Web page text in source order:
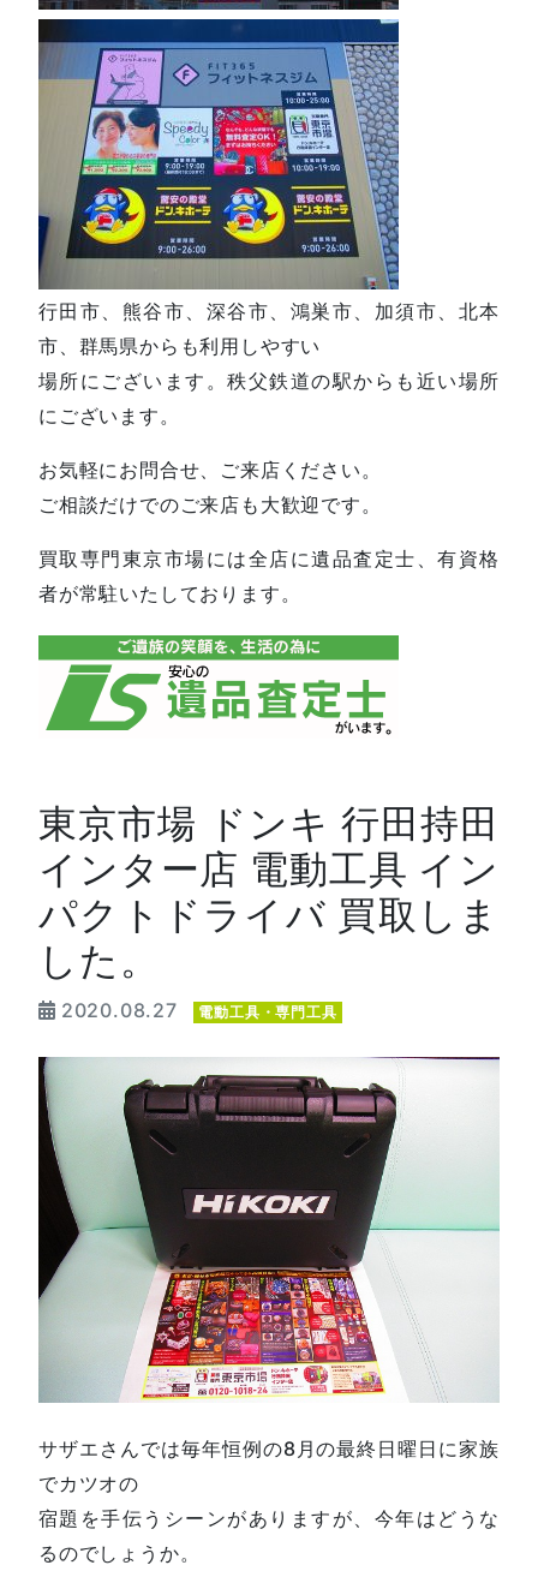
行田市、熊谷市、深谷市、鴻巣市、加須市、北本
市、群馬県からも利用しやすい
場所にございます。秩父鉄道の駅からも近い場所
にございます。
お気軽にお問合せ、ご来店ください。
ご相談だけでのご来店も大歓迎です。
買取専門東京市場には全店に遺品査定士、有資格
者が常駐いたしております。
東京市場 ドンキ 行田持田
インター店 電動工具 イン
パクトドライバ 買取しま
した。
2020.08.27 電動工具・専門工具
サザエさんでは毎年恒例の8月の最終日曜日に家族
でカツオの
宿題を手伝うシーンがありますが、今年はどうな
るのでしょうか。